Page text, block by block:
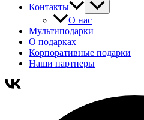
Контакты
О нас
Мультиподарки
О подарках
Корпоративные подарки
Наши партнеры